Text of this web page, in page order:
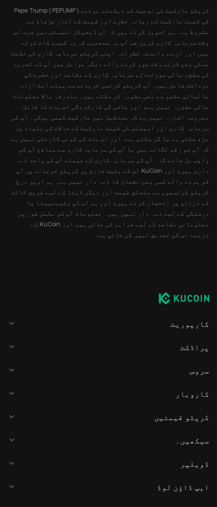
کرپٹو مارکیٹ کی نوعیت کو دیکھتے ہوئے، Pepe Trump ( PEPUMP )
کی قیمت مارکیٹ کے زیادہ خطرے اور قیمت کے اتار چڑھاؤ سے
مشروط ہے۔ ہم تجویز کرتے ہیں کہ آپ ڈیجیٹل اسیسٹس میں صرف اس
وقت سرمایہ کاری کریں جب آپ یہ سمجھیں کہ وہ کیسے کام کرتے
ہیں اور ان سے وابستہ خطرات۔ اپنی کرپٹو سرمایہ کاری کی حکمت
عملی وضع کرتے وقت غور کرنے والے دیگر عوامل میں آپ کے تجربے
کی سطح، مالی صورتحال، سرمایہ کاری کے مقاصد اور خطرے کی
برداشت شامل ہیں۔ آپ کرپٹو کرنسی خریدنے سے پہلے ایک آزاد
مالیاتی مشیر سے بھی مشورہ کر سکتے ہیں۔ مندرجہ بالا معلومات
مالی مشورہ نہیں ہے، اور ماضی کی کارکردگی اس بات کا قابل
بھروسہ اشارہ نہیں ہے کہ مستقبل میں مارکیٹ کیسی ہوگی۔ آپ کی
سرمایہ کاری اور اسیسٹس کی قیمت مارکیٹ کے حالات کی بنیاد پر
بڑھ سکتی ہے یا گر سکتی ہے، اور اس بات کی کوئی گارنٹی نہیں ہے
کہ آپ جو رقم لگاتے ہیں یا آپ کی سرمایہ کاری سے منافع آپ کو
واپس مل جائے گا۔ آپ کی سرمایہ کاری کے فیصلے آپ کی واحد ذمہ
داری ہیں، اور KuCoin اس کے پلیٹ فارم پر کرپٹو خریدنے پر آپ
کو ہونے والے کسی بھی نقصان کا ذمہ دار نہیں ہے۔ ہم اوپر درج
کرپٹو کرنسیوں سے متعلق قیمت اور دیگر ڈیٹا کے لیے فریق ثالث
کے ذرائع پر انحصار کرتے ہیں، اور ہم اس کی وشوسنییتا یا
درستگی کے لیے ذمہ دار نہیں ہیں۔ معلومات آپ کو مکمل طور پر
معلوماتی مقاصد کے لیے فراہم کی جاتی ہیں اور KuCoin کے
ذریعے اس کی تصدیق نہیں کی جاتی ہے۔
کارپوریٹ
پراڈکٹ
سروس
کاروبار
کرپٹو قیمتیں
سیکھیں۔
ڈویلپر
ایپ ڈاؤن لوڈ